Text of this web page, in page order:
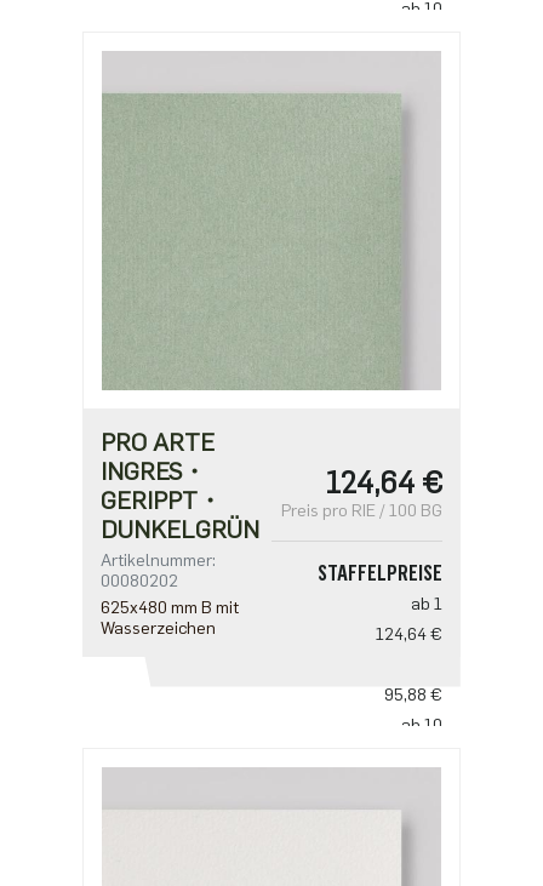
ab 10
PRO ARTE
INGRES・
GERIPPT・
DUNKELGRÜN
Artikelnummer:
00080202
625x480 mm B mit
Wasserzeichen
124,64 €
Preis pro RIE / 100 BG
STAFFELPREISE
ab 1
124,64 €
95,88 €
ab 10